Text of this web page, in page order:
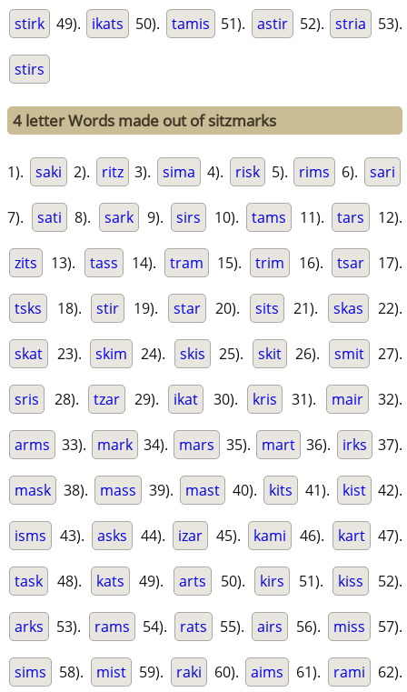
stirk 49). ikats 50). tamis 51). astir 52). stria 53).
stirs
4 letter Words made out of sitzmarks
1). saki 2). ritz 3). sima 4). risk 5). rims 6). sari
7). sati 8). sark 9). sirs 10). tams 11). tars 12).
zits 13). tass 14). tram 15). trim 16). tsar 17).
tsks 18). stir 19). star 20). sits 21). skas 22).
skat 23). skim 24). skis 25). skit 26). smit 27).
sris 28). tzar 29). ikat 30). kris 31). mair 32).
arms 33). mark 34). mars 35). mart 36). irks 37).
mask 38). mass 39). mast 40). kits 41). kist 42).
isms 43). asks 44). izar 45). kami 46). kart 47).
task 48). kats 49). arts 50). kirs 51). kiss 52).
arks 53). rams 54). rats 55). airs 56). miss 57).
sims 58). mist 59). raki 60). aims 61). rami 62).